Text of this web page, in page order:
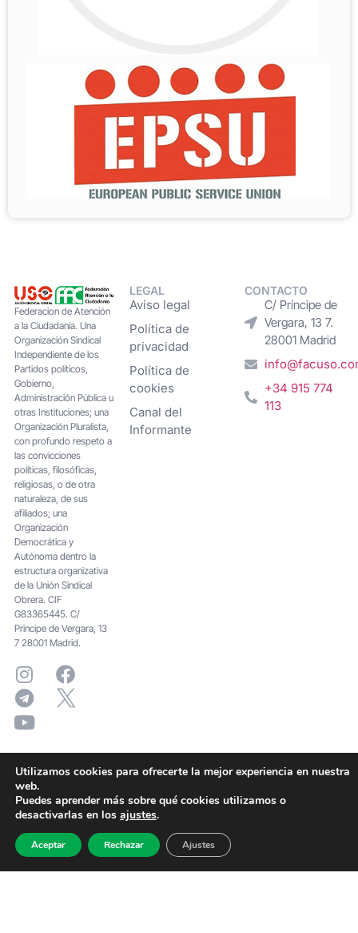
Federacion de Atención
a la Ciudadanía. Una
Organización Sindical
Independiente de los
Partidos políticos,
Gobierno,
Administración Pública u
otras Instituciones; una
Organización Pluralista,
con profundo respeto a
las convicciones
políticas, filosóficas,
religiosas, o de otra
naturaleza, de sus
afiliados; una
Organización
Democrática y
Autónoma dentro la
estructura organizativa
de la Unión Sindical
Obrera. CIF
G83365445. C/
Principe de Vergara, 13
7 28001 Madrid.
LEGAL
Aviso legal
Política de
privacidad
Política de
cookies
Canal del
Informante
CONTACTO
C/ Príncipe de
Vergara, 13 7.
28001 Madrid
+34 915 774
113
Utilizamos cookies para ofrecerte la mejor experiencia en nuestra
web.
Puedes aprender más sobre qué cookies utilizamos o
desactivarlas en los ajustes.
Aceptar Rechazar Ajustes